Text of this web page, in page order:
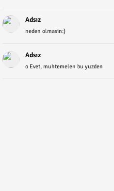
Adsız
neden olmasin:)
Adsız
o Evet, muhtemelen bu yuzden